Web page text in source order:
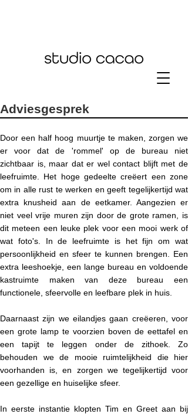
Adviesgesprek
Door een half hoog muurtje te maken, zorgen we
er voor dat de 'rommel' op de bureau niet
zichtbaar is, maar dat er wel contact blijft met de
leefruimte. Het hoge gedeelte creëert een zone
om in alle rust te werken en geeft tegelijkertijd wat
extra knusheid aan de eetkamer. Aangezien er
niet veel vrije muren zijn door de grote ramen, is
dit meteen een leuke plek voor een mooi werk of
wat foto's. In de leefruimte is het fijn om wat
persoonlijkheid en sfeer te kunnen brengen. Een
extra leeshoekje, een lange bureau en voldoende
kastruimte maken van deze bureau een
functionele, sfeervolle en leefbare plek in huis.
Daarnaast zijn we eilandjes gaan creëeren, voor
een grote lamp te voorzien boven de eettafel en
een tapijt te leggen onder de zithoek. Zo
behouden we de mooie ruimtelijkheid die hier
voorhanden is, en zorgen we tegelijkertijd voor
een gezellige en huiselijke sfeer.
In eerste instantie klopten Tim en Greet aan bij